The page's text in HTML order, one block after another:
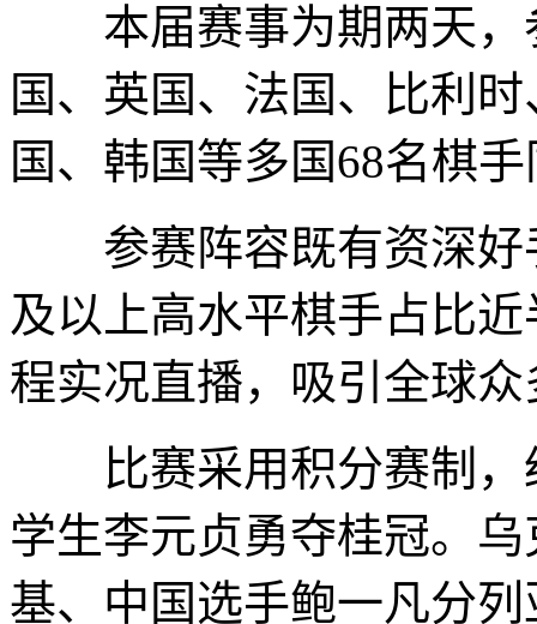
本届赛事为期两天，
国、英国、法国、比利
国、韩国等多国68名棋
参赛阵容既有资深好
及以上高水平棋手占比
程实况直播，吸引全球
比赛采用积分赛制，
学生李元贞勇夺桂冠。
基、中国选手鲍一凡分